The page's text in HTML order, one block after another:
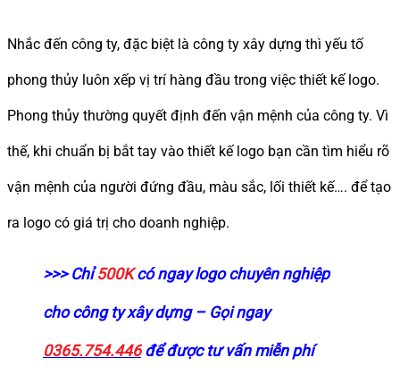
Nhắc đến công ty, đặc biệt là công ty xây dựng thì yếu tố
phong thủy luôn xếp vị trí hàng đầu trong việc thiết kế logo.
Phong thủy thường quyết định đến vận mệnh của công ty. Vì
thế, khi chuẩn bị bắt tay vào thiết kế logo bạn cần tìm hiểu rõ
vận mệnh của người đứng đầu, màu sắc, lối thiết kế…. để tạo
ra logo có giá trị cho doanh nghiệp.
>>> Chỉ500Kcó ngay logo chuyên nghiệp
cho công ty xây dựng – Gọi ngay
0365.754.446để được tư vấn miễn phí